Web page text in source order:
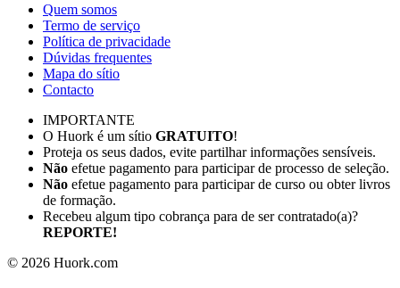
Quem somos
Termo de serviço
Política de privacidade
Dúvidas frequentes
Mapa do sítio
Contacto
IMPORTANTE
O Huork é um sítio GRATUITO!
Proteja os seus dados, evite partilhar informações sensíveis.
Não efetue pagamento para participar de processo de seleção.
Não efetue pagamento para participar de curso ou obter livros
de formação.
Recebeu algum tipo cobrança para de ser contratado(a)?
REPORTE!
© 2026 Huork.com